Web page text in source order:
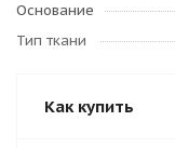
Основание
Тип ткани
Как купить